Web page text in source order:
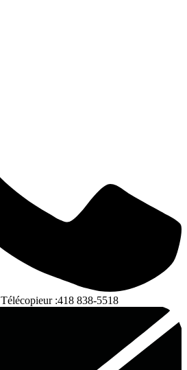
Télécopieur :418 838-5518